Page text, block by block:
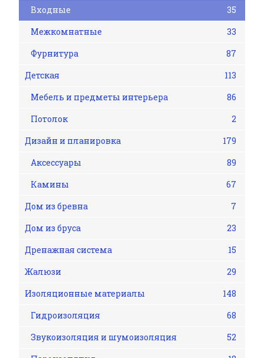
Входные
35
Межкомнатные
33
Фурнитура
87
Детская
113
Мебель и предметы интерьера
86
Потолок
2
Дизайн и планировка
179
Аксессуары
89
Камины
67
Дом из бревна
7
Дом из бруса
23
Дренажная система
15
Жалюзи
29
Изоляционные материалы
148
Гидроизоляция
68
Звукоизоляция и шумоизоляция
52